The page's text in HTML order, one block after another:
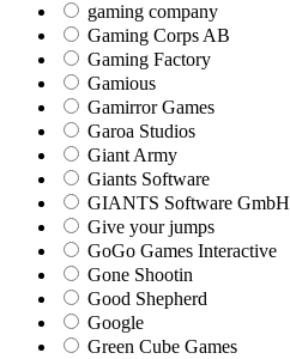
gaming company
Gaming Corps AB
Gaming Factory
Gamious
Gamirror Games
Garoa Studios
Giant Army
Giants Software
GIANTS Software GmbH
Give your jumps
GoGo Games Interactive
Gone Shootin
Good Shepherd
Google
Green Cube Games